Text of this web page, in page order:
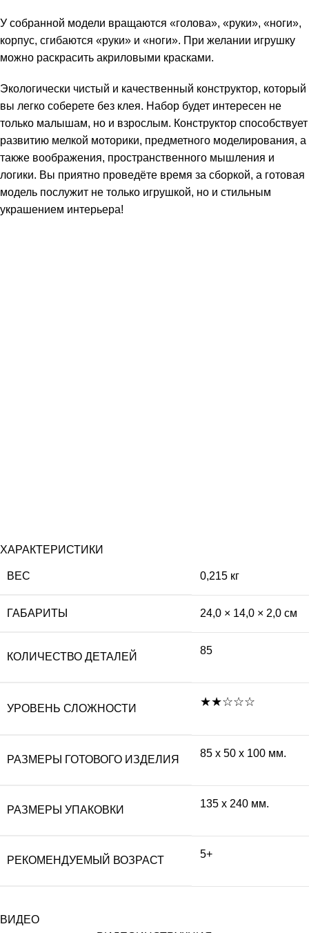
У собранной модели вращаются «голова», «руки», «ноги»,
корпус, сгибаются «руки» и «ноги». При желании игрушку
можно раскрасить акриловыми красками.
Экологически чистый и качественный конструктор, который
вы легко соберете без клея. Набор будет интересен не
только малышам, но и взрослым. Конструктор способствует
развитию мелкой моторики, предметного моделирования, а
также воображения, пространственного мышления и
логики. Вы приятно проведёте время за сборкой, а готовая
модель послужит не только игрушкой, но и стильным
украшением интерьера!
ХАРАКТЕРИСТИКИ
ВЕС 0,215 кг
ГАБАРИТЫ 24,0 × 14,0 × 2,0 см
КОЛИЧЕСТВО ДЕТАЛЕЙ
85
УРОВЕНЬ СЛОЖНОСТИ ★★☆☆☆
РАЗМЕРЫ ГОТОВОГО ИЗДЕЛИЯ
85 х 50 х 100 мм.
РАЗМЕРЫ УПАКОВКИ
135 х 240 мм.
РЕКОМЕНДУЕМЫЙ ВОЗРАСТ
5+
ВИДЕО